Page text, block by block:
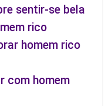
sentir-se bela
rico
homem rico
com homem